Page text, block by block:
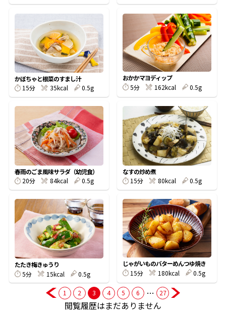
だし粉
商品情報一覧
おすすめサイト
新鮮一番
氷熟®︎
だしパック
かぼちゃと根菜のすまし汁
15分
35kcal 0.5g
おかかマヨディップ
5分
162kcal 0.5g
春雨のごま風味サラダ（幼児食）
20分
84kcal 0.5g
なすの炒め煮
15分
80kcal 0.5g
たたき梅きゅうり
5分
15kcal 0.5g
じゃがいものバターめんつゆ焼き
15分
180kcal 0.5g
1 2 3 4 5 6 … 27
閲覧履歴はまだありません